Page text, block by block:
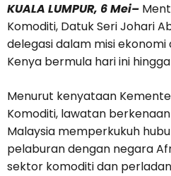
KUALA LUMPUR, 6 Mei–
Komoditi, Datuk Seri Johari
delegasi dalam misi
Kenya bermula hari ini hingga
Menurut kenyataan
Komoditi, lawatan
Malaysia memperkukuh
pelaburan dengan negara
sektor komoditi dan